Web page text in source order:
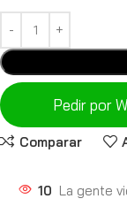
Pedir por
Comparar
10 La gente